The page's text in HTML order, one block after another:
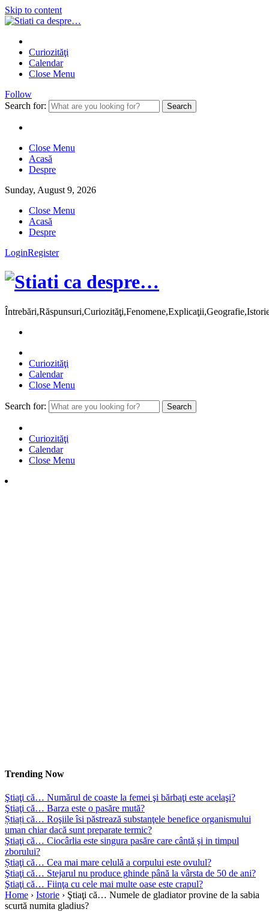
Skip to content
Curiozităţi
Calendar
Close Menu
Follow
Search for:
Close Menu
Acasă
Despre
Sunday, August 9, 2026
Close Menu
Acasă
Despre
LoginRegister
Curiozităţi
Calendar
Close Menu
Search for:
Curiozităţi
Calendar
Close Menu
Trending Now
Ştiaţi că… Numărul de coaste la femei şi bărbaţi este acelaşi?
Ştiaţi că… Barza este o pasăre mută?
Știați că… Roşiile îsi păstrează substanţele benefice organismului
uman chiar dacă sunt preparate termic?
Ştiaţi că… Ciocârlia este singura pasăre care cântă şi in timpul
zborului?
Știaţi că… Cea mai mare celulă a corpului este ovulul?
Ştiaţi că… Stejarul nu produce ghinde până la vârsta de 50 de ani?
Ştiaţi că… Fiinţa cu cele mai multe oase este crapul?
Home › Istorie › Ştiaţi că… Numele de gladiator provine de la sabia
scurtă numita gladius?